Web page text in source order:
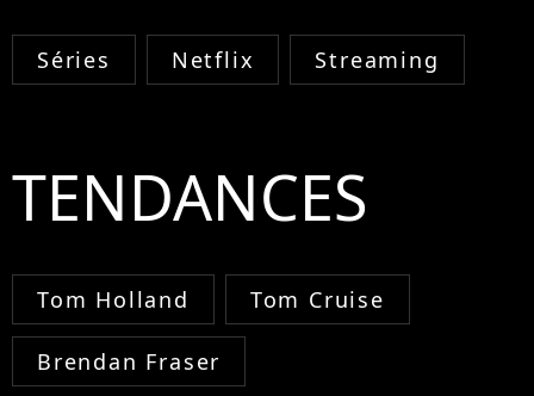
Séries Netflix Streaming
TENDANCES
Tom Holland Tom Cruise
Brendan Fraser